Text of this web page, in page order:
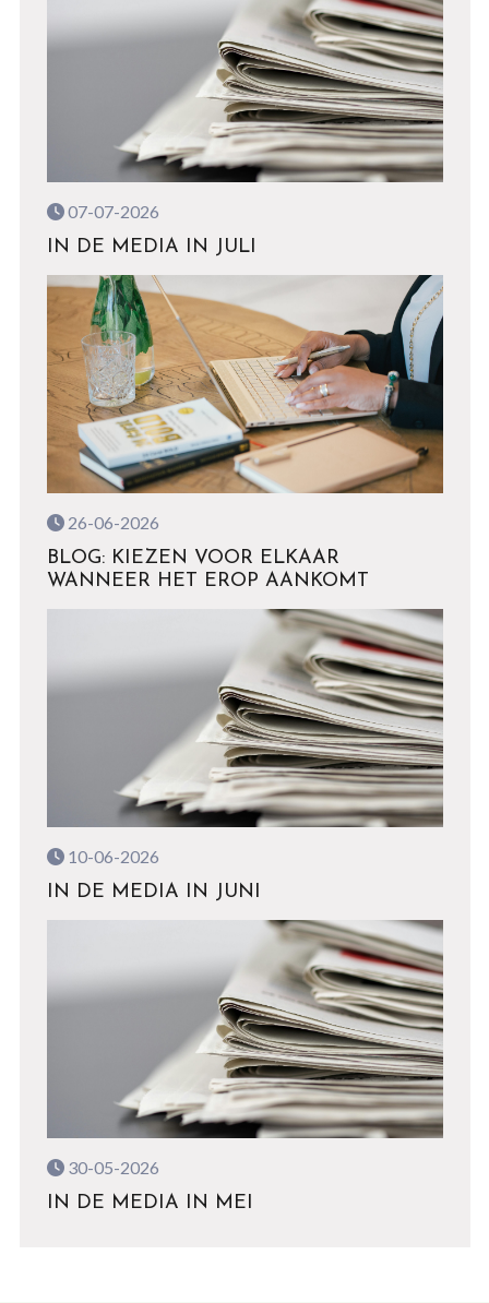
07-07-2026
IN DE MEDIA IN JULI
26-06-2026
BLOG: KIEZEN VOOR ELKAAR
WANNEER HET EROP AANKOMT
10-06-2026
IN DE MEDIA IN JUNI
30-05-2026
IN DE MEDIA IN MEI